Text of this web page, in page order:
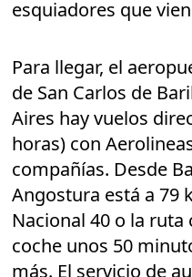
esquiadores que
Para llegar, el
de San Carlos de
Aires hay vuelos
horas) con
compañías. Desde
Angostura está a 79
Nacional 40 o la
coche unos 50
más. El servicio de